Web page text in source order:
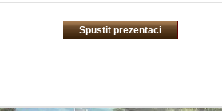
Spustit prezentaci